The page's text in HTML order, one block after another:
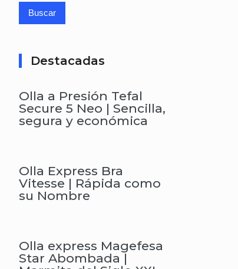
Destacadas
Olla a Presión Tefal
Secure 5 Neo | Sencilla,
segura y económica
Olla Express Bra
Vitesse | Rápida como
su Nombre
Olla express Magefesa
Star Abombada |